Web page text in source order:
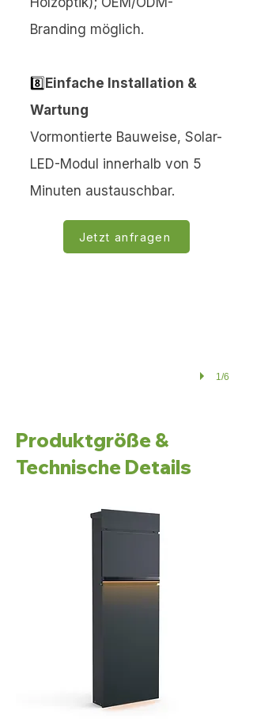
Branding möglich.
8️⃣ Einfache Installation &
Wartung
Vormontierte Bauweise, Solar-
LED-Modul innerhalb von 5
Minuten austauschbar.
Jetzt anfragen
HPB932LB2-SP1
standbriefkasten mit solar-led
1/6
Produktgröße &
Technische Details